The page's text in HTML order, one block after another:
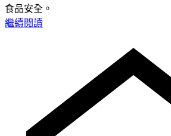
食品安全。
繼續閱讀